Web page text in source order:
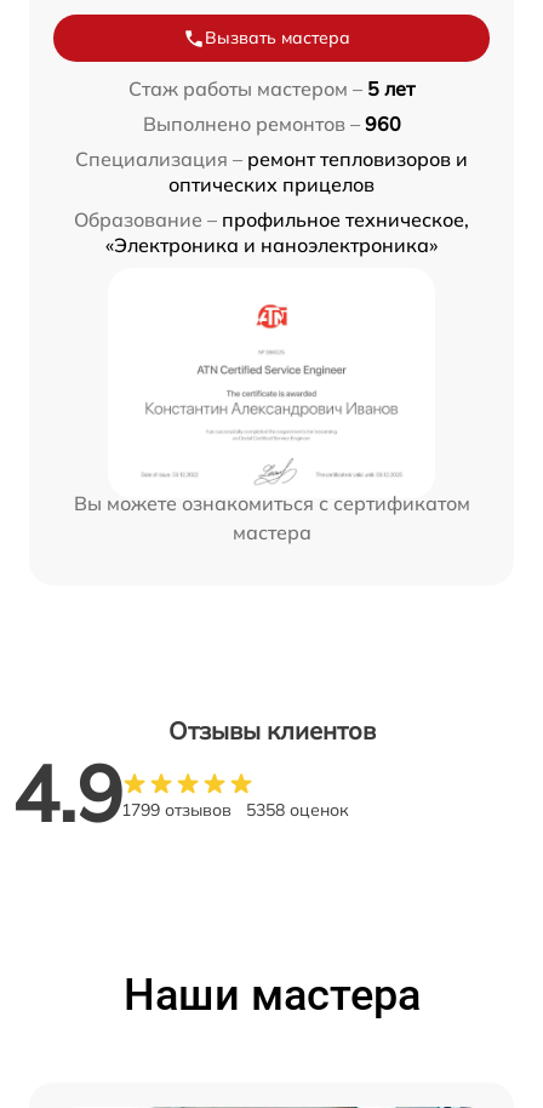
Вызвать мастера
Стаж работы мастером – 5 лет
Выполнено ремонтов – 960
Специализация – ремонт тепловизоров и
оптических прицелов
Образование – профильное техническое,
«Электроника и наноэлектроника»
Вы можете ознакомиться с сертификатом
мастера
Отзывы клиентов
4.91799 отзывов 5358 оценок
Наши мастера